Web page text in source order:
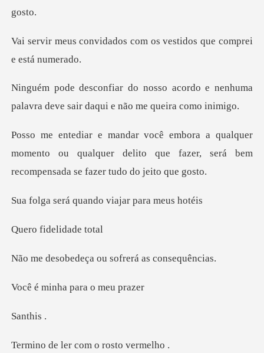
dos com os vestidos que
cordo e nenhuma
palavra deve sair
er
momento ou qualquer delito que fazer, será
quando viajar
idelidad
ça ou sofrerá as
nha para o
this
ler com o ro